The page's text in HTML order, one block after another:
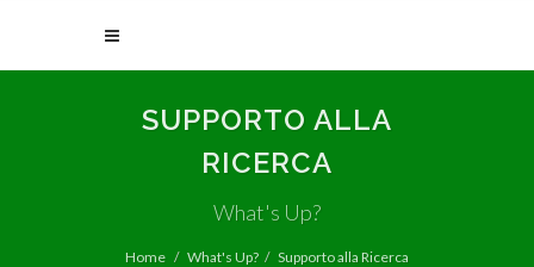
SUPPORTO ALLA
RICERCA
What's Up?
Home What's Up? Supporto alla Ricerca